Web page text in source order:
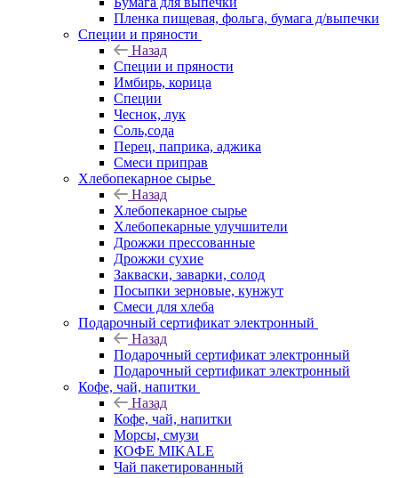
Пленка пищевая, фольга, бумага д/выпечки
Специи и пряности
Назад
Специи и пряности
Имбирь, корица
Специи
Чеснок, лук
Соль,сода
Перец, паприка, аджика
Смеси приправ
Хлебопекарное сырье
Назад
Хлебопекарное сырье
Хлебопекарные улучшители
Дрожжи прессованные
Дрожжи сухие
Закваски, заварки, солод
Посыпки зерновые, кунжут
Смеси для хлеба
Подарочный сертификат электронный
Назад
Подарочный сертификат электронный
Подарочный сертификат электронный
Кофе, чай, напитки
Назад
Кофе, чай, напитки
Морсы, смузи
КОФЕ MIKALE
Чай пакетированный